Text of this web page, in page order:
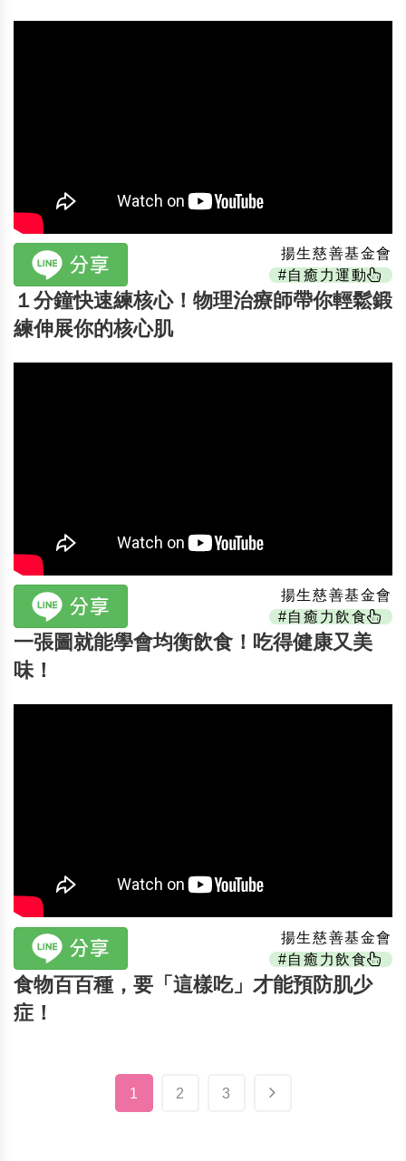
揚生慈善基金會
#自癒力運動
１分鐘快速練核心！物理治療師帶你輕鬆鍛
練伸展你的核心肌
揚生慈善基金會
#自癒力飲食
一張圖就能學會均衡飲食！吃得健康又美
味！
揚生慈善基金會
#自癒力飲食
食物百百種，要「這樣吃」才能預防肌少
症！
1 2 3